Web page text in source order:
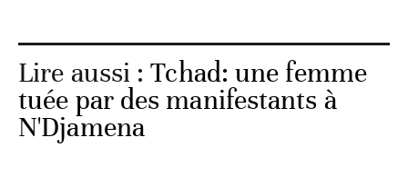
Lire aussi :Tchad: une femme
tuée par des manifestants à
N'Djamena